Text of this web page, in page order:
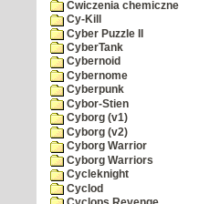
Cwiczenia chemiczne
Cy-Kill
Cyber Puzzle II
CyberTank
Cybernoid
Cybernome
Cyberpunk
Cybor-Stien
Cyborg (v1)
Cyborg (v2)
Cyborg Warrior
Cyborg Warriors
Cycleknight
Cyclod